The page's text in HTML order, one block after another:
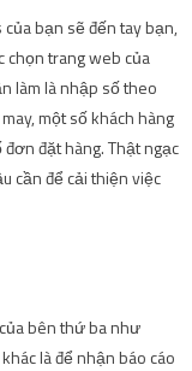
bạn sẽ đến tay bạn,
chọn trang web của
làm là nhập số theo
một số khách hàng
đặt hàng. Thật ngạc
cần để cải thiện việc
bên thứ ba như
là để nhận báo cáo